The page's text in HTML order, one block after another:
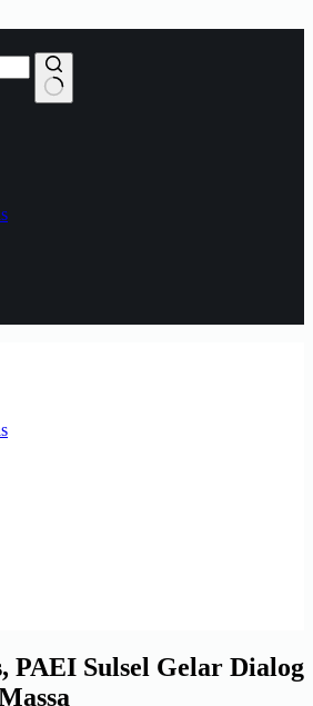
PAEI Sulsel Gelar Dialog